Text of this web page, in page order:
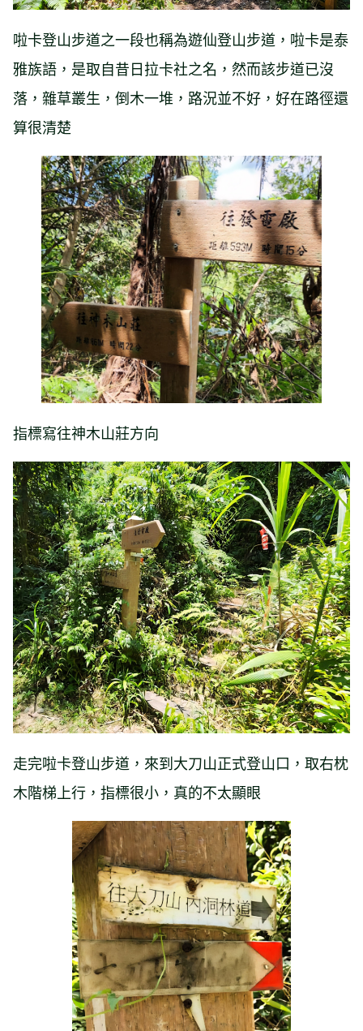
啦卡登山步道之一段也稱為遊仙登山步道，啦卡是泰
雅族語，是取自昔日拉卡社之名，然而該步道已沒
落，雜草叢生，倒木一堆，路況並不好，好在路徑還
算很清楚
指標寫往神木山莊方向
走完啦卡登山步道，來到大刀山正式登山口，取右枕
木階梯上行，指標很小，真的不太顯眼